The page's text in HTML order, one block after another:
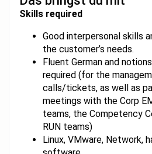
Skills required
Good interpersonal skills
the customer’s needs.
Fluent German and
required (for the
calls/tickets, as well as
meetings with the Corp
teams, the Competency
RUN teams)
Linux, VMware, Network,